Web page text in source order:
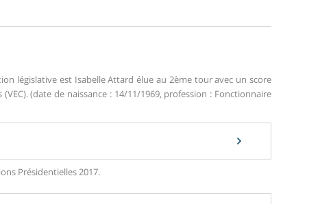
législative est Isabelle Attard élue au 2ème tour avec un score
(date de naissance : 14/11/1969, profession : Fonctionnaire
Présidentielles 2017.